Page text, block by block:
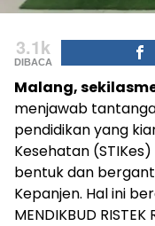
3.1k
DIBACA
Malang,
menjawab
pendidikan yang
Kesehatan
bentuk dan
Kepanjen. Hal ini
MENDIKBUD